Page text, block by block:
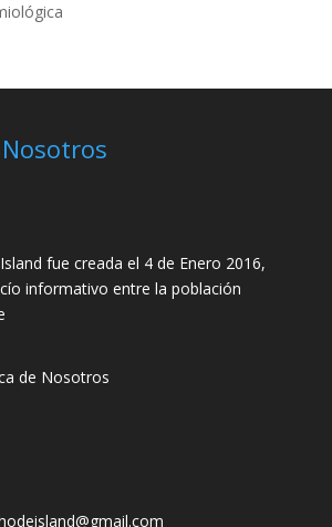
fue creada el 4 de Enero 2016,
informativo entre la población
de Nosotros